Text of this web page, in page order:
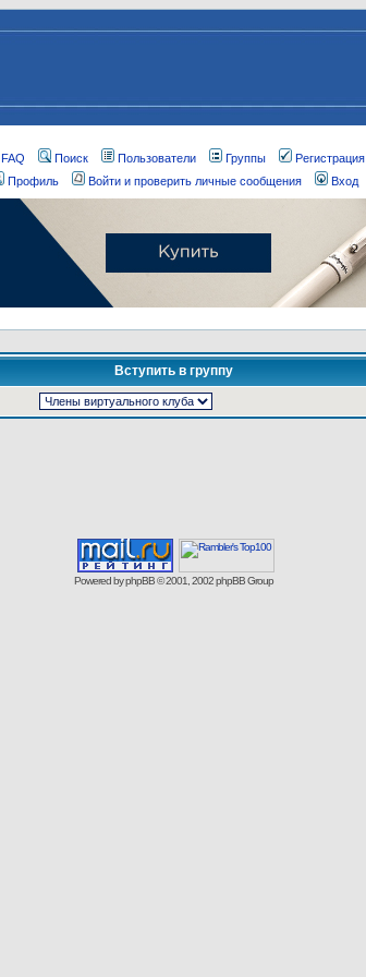
FAQ Поиск Пользователи Группы
Регистрация
Профиль
Войти и проверить личные сообщения Вход
Вступить в группу
Powered byphpBB© 2001, 2002 phpBB Group